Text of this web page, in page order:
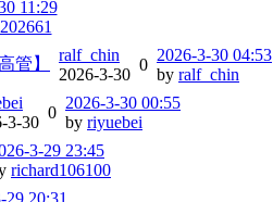
11:29
管】
ralf_chin
2026-3-30
0
2026-3-30 04:53
by ralf_chin
3-30
0
2026-3-30 00:55
by riyuebei
3-29 23:45
richard106100
29 20:31